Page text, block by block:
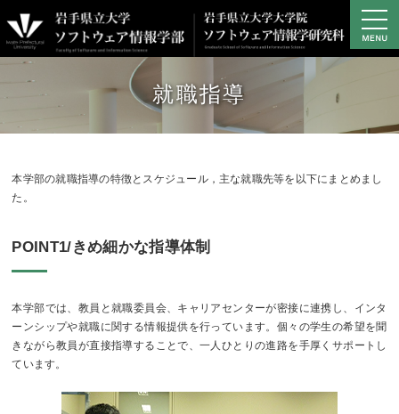
学部の教育・研究
学部プロジェクト研究
進路・就職
サイトマップ
就職指導
本学部の就職指導の特徴とスケジュール，主な就職先等を以下にまとめまし
た。
POINT1/きめ細かな指導体制
本学部では、教員と就職委員会、キャリアセンターが密接に連携し、インタ
ーンシップや就職に関する情報提供を行っています。個々の学生の希望を聞
きながら教員が直接指導することで、一人ひとりの進路を手厚くサポートし
ています。